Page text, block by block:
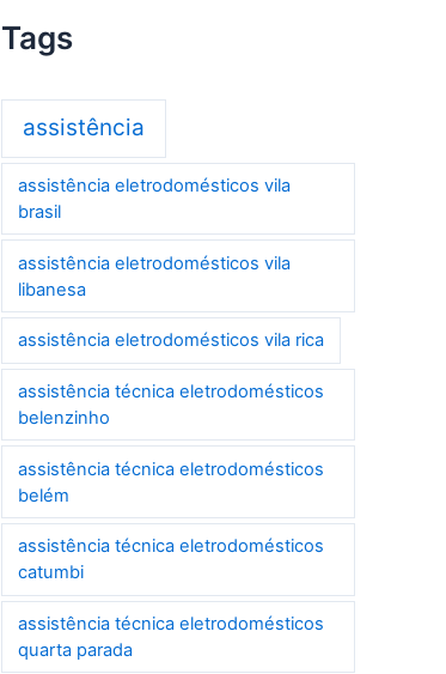
Tags
assistência
assistência eletrodomésticos vila
brasil
assistência eletrodomésticos vila
libanesa
assistência eletrodomésticos vila rica
assistência técnica eletrodomésticos
belenzinho
assistência técnica eletrodomésticos
belém
assistência técnica eletrodomésticos
catumbi
assistência técnica eletrodomésticos
quarta parada